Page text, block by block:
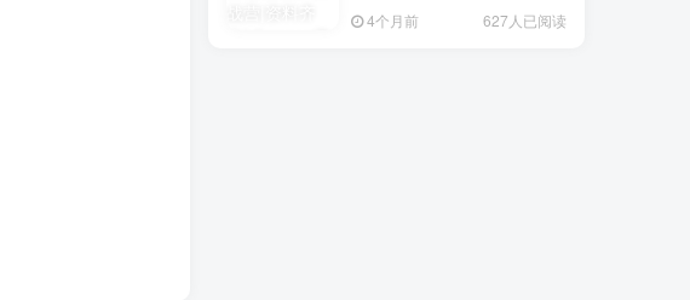
4个月前 627人已阅读